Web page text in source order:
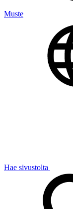
Muste
Hae sivustolta